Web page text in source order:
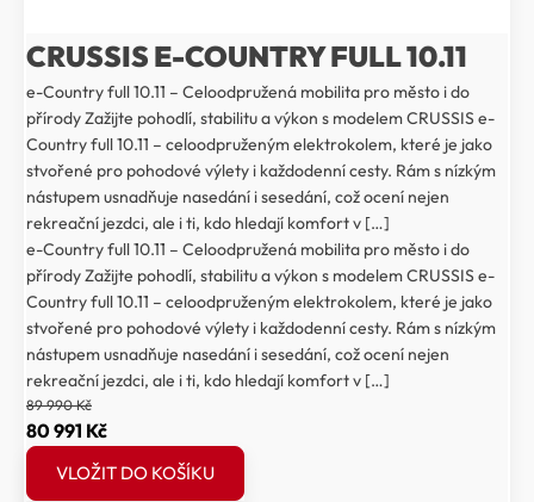
CRUSSIS E-COUNTRY FULL 10.11
e-Country full 10.11 – Celoodpružená mobilita pro město i do
přírody Zažijte pohodlí, stabilitu a výkon s modelem CRUSSIS e-
Country full 10.11 – celoodpruženým elektrokolem, které je jako
stvořené pro pohodové výlety i každodenní cesty. Rám s nízkým
nástupem usnadňuje nasedání i sesedání, což ocení nejen
rekreační jezdci, ale i ti, kdo hledají komfort v […]
e-Country full 10.11 – Celoodpružená mobilita pro město i do
přírody Zažijte pohodlí, stabilitu a výkon s modelem CRUSSIS e-
Country full 10.11 – celoodpruženým elektrokolem, které je jako
stvořené pro pohodové výlety i každodenní cesty. Rám s nízkým
nástupem usnadňuje nasedání i sesedání, což ocení nejen
rekreační jezdci, ale i ti, kdo hledají komfort v […]
89 990Kč
Původní
cena
byla:
80 991 KčAktuální
VLOŽIT DO KOŠÍKU